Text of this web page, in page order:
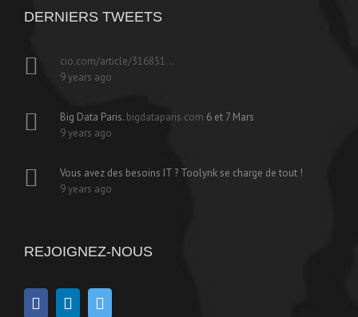
DERNIERS TWEETS
cio.com/article/316851…
9 years ago
Big Data Paris. bigdataparis.com 6 et 7 Mars
9 years ago
Vous avez des besoins IT ? Toolynk se charge de tout !
9 years ago
REJOIGNEZ-NOUS